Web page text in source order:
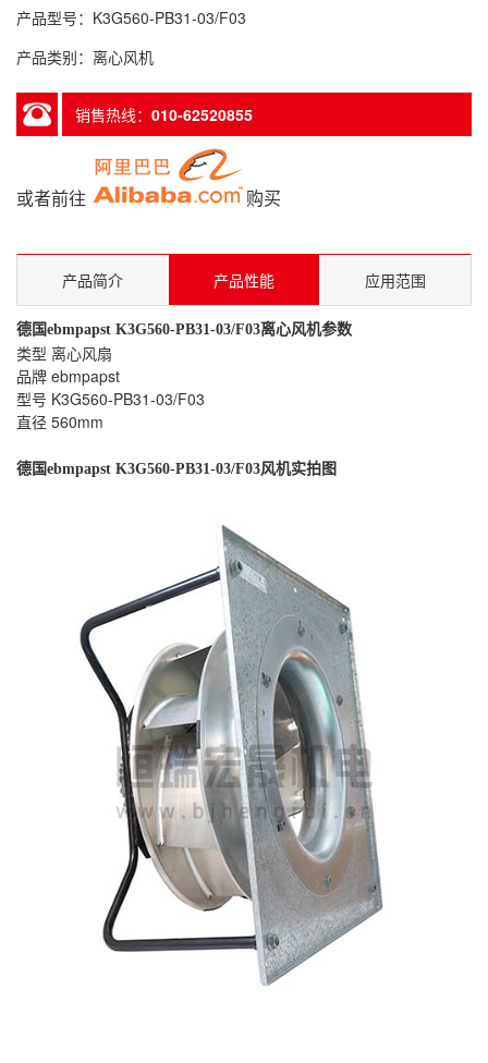
产品型号：K3G560-PB31-03/F03
产品类别：离心风机
销售热线： 010-62520855
或者前往 购买
产品简介 产品性能 应用范围
德国ebmpapst K3G560-PB31-03/F03离心风机参数
类型 离心风扇
品牌 ebmpapst
型号 K3G560-PB31-03/F03
直径 560mm
德国ebmpapst K3G560-PB31-03/F03风机实拍图